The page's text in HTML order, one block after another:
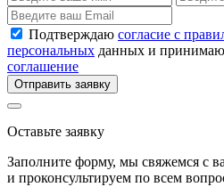
Подтверждаю согласие с
персональных данных и принимаю
соглашение
Отправить заявку
Оставьте заявку
Заполните форму, мы свяжемся с
и проконсультируем по всем